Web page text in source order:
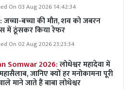
On 03 Aug 2026 14:42:34
जच्चा-बच्चा की मौत, शव को जबरन
में ठूंसकर किया रेफर
On 02 Aug 2026 23:23:34
Somwar 2026:लोधेश्वर महादेवा में
जानिए क्यों हर मनोकामना पूरी
माने जाते हैं बाबा लोधेश्वर